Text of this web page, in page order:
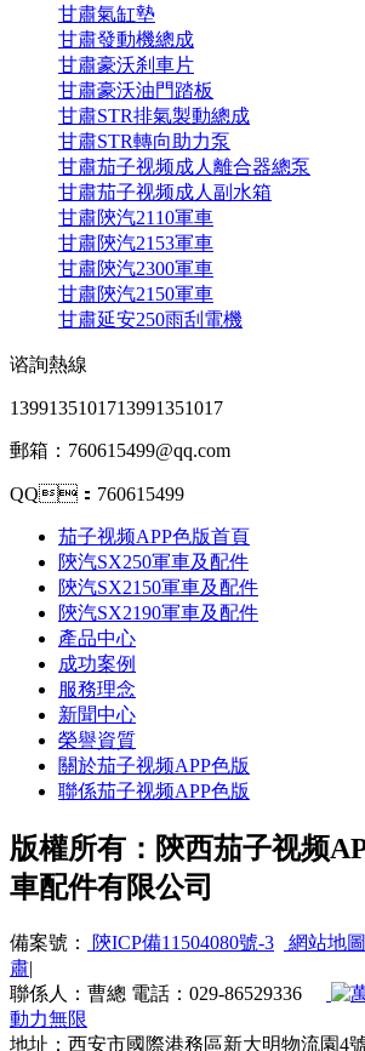
甘肅氣缸墊
甘肅發動機總成
甘肅豪沃刹車片
甘肅豪沃油門踏板
甘肅STR排氣製動總成
甘肅STR轉向助力泵
甘肅茄子视频成人離合器總泵
甘肅茄子视频成人副水箱
甘肅陝汽2110軍車
甘肅陝汽2153軍車
甘肅陝汽2300軍車
甘肅陝汽2150軍車
甘肅延安250雨刮電機
谘詢熱線
1399135101713991351017
郵箱：760615499@qq.com
QQ：760615499
茄子视频APP色版首頁
陝汽SX250軍車及配件
陝汽SX2150軍車及配件
陝汽SX2190軍車及配件
產品中心
成功案例
服務理念
新聞中心
榮譽資質
關於茄子视频APP色版
聯係茄子视频APP色版
版權所有：陝西茄子视频
車配件有限公司
備案號： 陝ICP備11504080號-3 網站地圖
肅|
聯係人：曹總 電話：029-86529336
動力無限
地址：西安市國際港務區新大明物流園4